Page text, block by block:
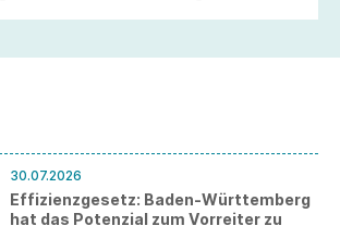
30.07.2026
Effizienzgesetz: Baden-Württemberg
hat das Potenzial zum Vorreiter zu